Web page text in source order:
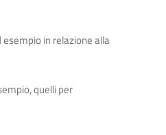
in relazione alla
quelli per